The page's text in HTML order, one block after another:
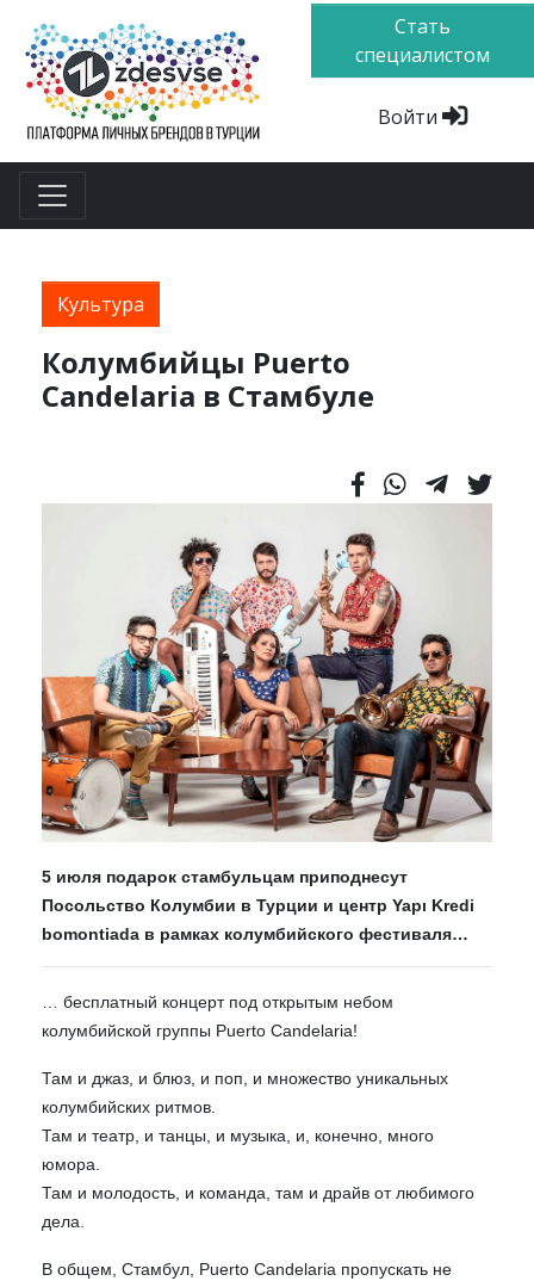
Стать
специалистом
Войти
Культура
Колумбийцы Puerto
Candelaria в Стамбуле
5 июля подарок стамбульцам приподнесут
Посольство Колумбии в Турции и центр Yapı Kredi
bomontiada в рамках колумбийского фестиваля…
… бесплатный концерт под открытым небом
колумбийской группы Puerto Candelaria!
Там и джаз, и блюз, и поп, и множество уникальных
колумбийских ритмов.
Там и театр, и танцы, и музыка, и, конечно, много
юмора.
Там и молодость, и команда, там и драйв от любимого
дела.
В общем, Стамбул, Puerto Candelaria пропускать не